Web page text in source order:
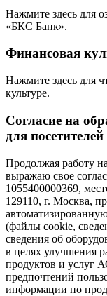
Нажмите здесь для
«БКС Банк».
Финансовая
Нажмите здесь для
культуре.
Согласие на
для посетителей
Продолжая работу
выражаю свое
1055400000369,
129110, г. Москва,
(файлы cookie,
сведения об
в целях улучшения
продуктов и услуг
предпочтений
информации по